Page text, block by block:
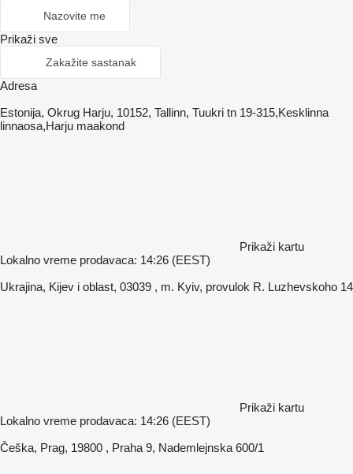
Nazovite me
Prikaži sve
Zakažite sastanak
Adresa
Estonija, Okrug Harju, 10152, Tallinn, Tuukri tn 19-315,Kesklinna
linnaosa,Harju maakond
Prikaži kartu
Lokalno vreme prodavaca: 14:26 (EEST)
Ukrajina, Kijev i oblast, 03039 , m. Kyiv, provulok R. Luzhevskoho 14
Prikaži kartu
Lokalno vreme prodavaca: 14:26 (EEST)
Češka, Prag, 19800 , Praha 9, Nademlejnska 600/1